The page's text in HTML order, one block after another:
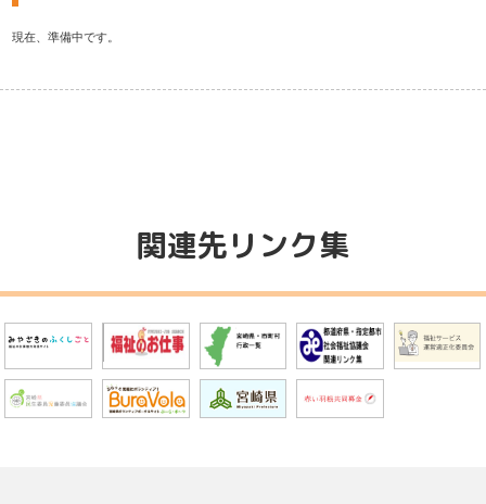
現在、準備中です。
関連先リンク集